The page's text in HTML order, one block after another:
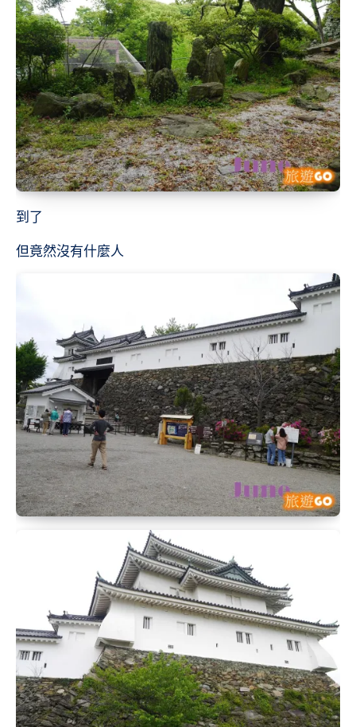
到了
但竟然沒有什麼人